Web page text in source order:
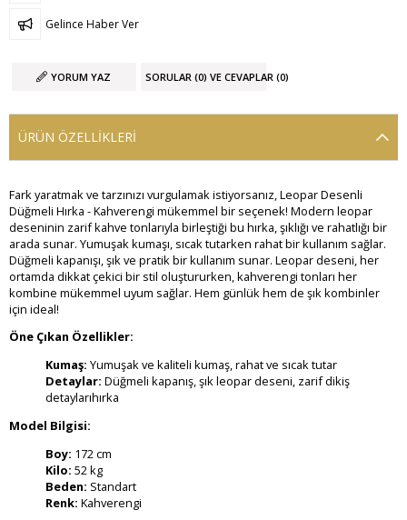
Gelince Haber Ver
YORUM YAZ SORULAR (0) VE CEVAPLAR (0)
ÜRÜN ÖZELLIKLERI
Fark yaratmak ve tarzınızı vurgulamak istiyorsanız, Leopar Desenli
Düğmeli Hırka - Kahverengi mükemmel bir seçenek! Modern leopar
deseninin zarif kahve tonlarıyla birleştiği bu hırka, şıklığı ve rahatlığı bir
arada sunar. Yumuşak kumaşı, sıcak tutarken rahat bir kullanım sağlar.
Düğmeli kapanışı, şık ve pratik bir kullanım sunar. Leopar deseni, her
ortamda dikkat çekici bir stil oluştururken, kahverengi tonları her
kombine mükemmel uyum sağlar. Hem günlük hem de şık kombinler
için ideal!
Öne Çıkan Özellikler:
Kumaş: Yumuşak ve kaliteli kumaş, rahat ve sıcak tutar
Detaylar: Düğmeli kapanış, şık leopar deseni, zarif dikiş
detaylarıhırka
Model Bilgisi:
Boy: 172 cm
Kilo: 52 kg
Beden: Standart
Renk: Kahverengi